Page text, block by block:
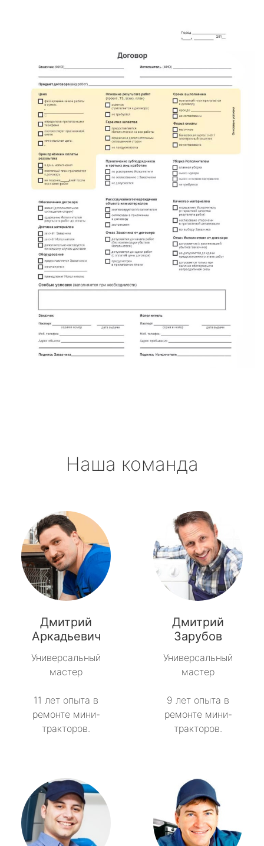
Наша команда
Дмитрий
Аркадьевич
Универсальный
мастер
11 лет опыта в
ремонте мини-
тракторов.
Дмитрий
Зарубов
Универсальный
мастер
9 лет опыта в
ремонте мини-
тракторов.